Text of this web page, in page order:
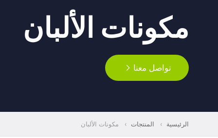
مكونات الألبان
تواصل معنا
الرئيسية › المنتجات › مكونات الألبان